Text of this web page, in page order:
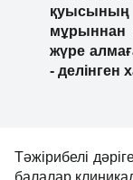
мұрыннан
жүре
- делінген
Тәжірибелі
балалар